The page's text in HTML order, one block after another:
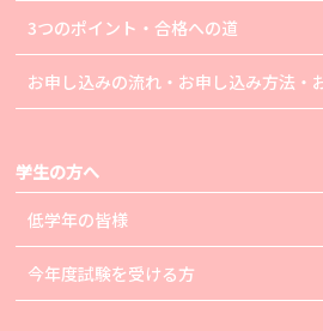
3つのポイント・合格への道
お申し込みの流れ・お申し込み方法・
学生の方へ
低学年の皆様
今年度試験を受ける方